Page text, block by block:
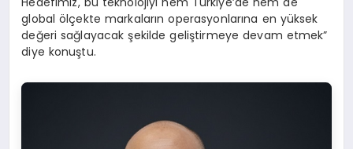
global ölçekte markaların operasyonlarına en yüksek
değeri sağlayacak şekilde geliştirmeye devam etmek”
diye konuştu.